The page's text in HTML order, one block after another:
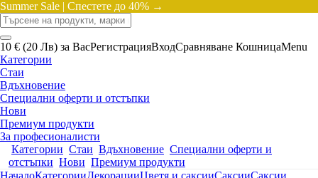
Summer Sale | Спестете до 40% →
10 € (20 Лв) за ВасРегистрацияВходСравняване КошницаMenu
Категории
Стаи
Вдъхновение
Специални оферти и отстъпки
Нови
Премиум продукти
За професионалисти
Категории Стаи Вдъхновение Специални оферти и
отстъпки Нови Премиум продукти
НачалоКатегорииДекорацииЦветя и саксииСаксииСаксии